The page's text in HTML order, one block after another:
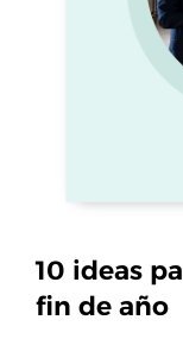
10 ideas
fin de año